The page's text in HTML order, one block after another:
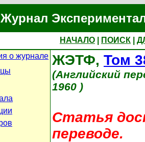
Журнал
НАЧАЛО ПОИСК
о журнале ЖЭТФ, Том
(Английский
1960 )
Статья
переводе.